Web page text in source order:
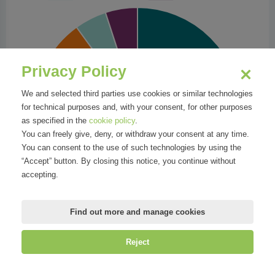
Privacy Policy
We and selected third parties use cookies or similar technologies
for technical purposes and, with your consent, for other purposes
as specified in the cookie policy.
You can freely give, deny, or withdraw your consent at any time.
You can consent to the use of such technologies by using the
“Accept” button. By closing this notice, you continue without
accepting.
Find out more and manage cookies
Reject